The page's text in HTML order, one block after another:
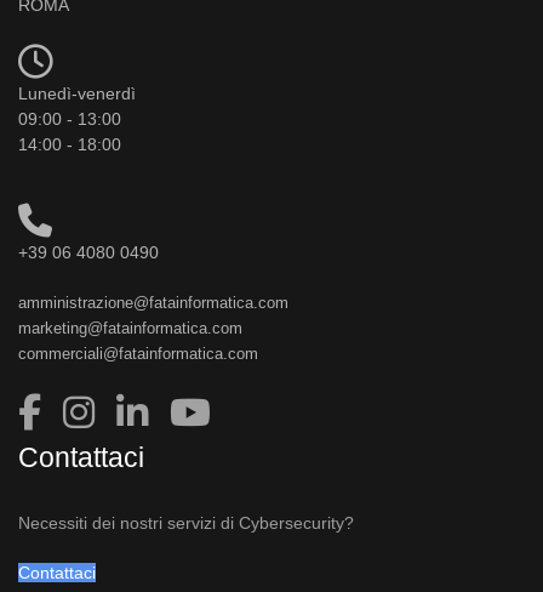
ROMA
Lunedì-venerdì
09:00 - 13:00
14:00 - 18:00
+39 06 4080 0490
amministrazione@fatainformatica.com
marketing@fatainformatica.com
commerciali@fatainformatica.com
Contattaci
Necessiti dei nostri servizi di Cybersecurity?
Contattaci